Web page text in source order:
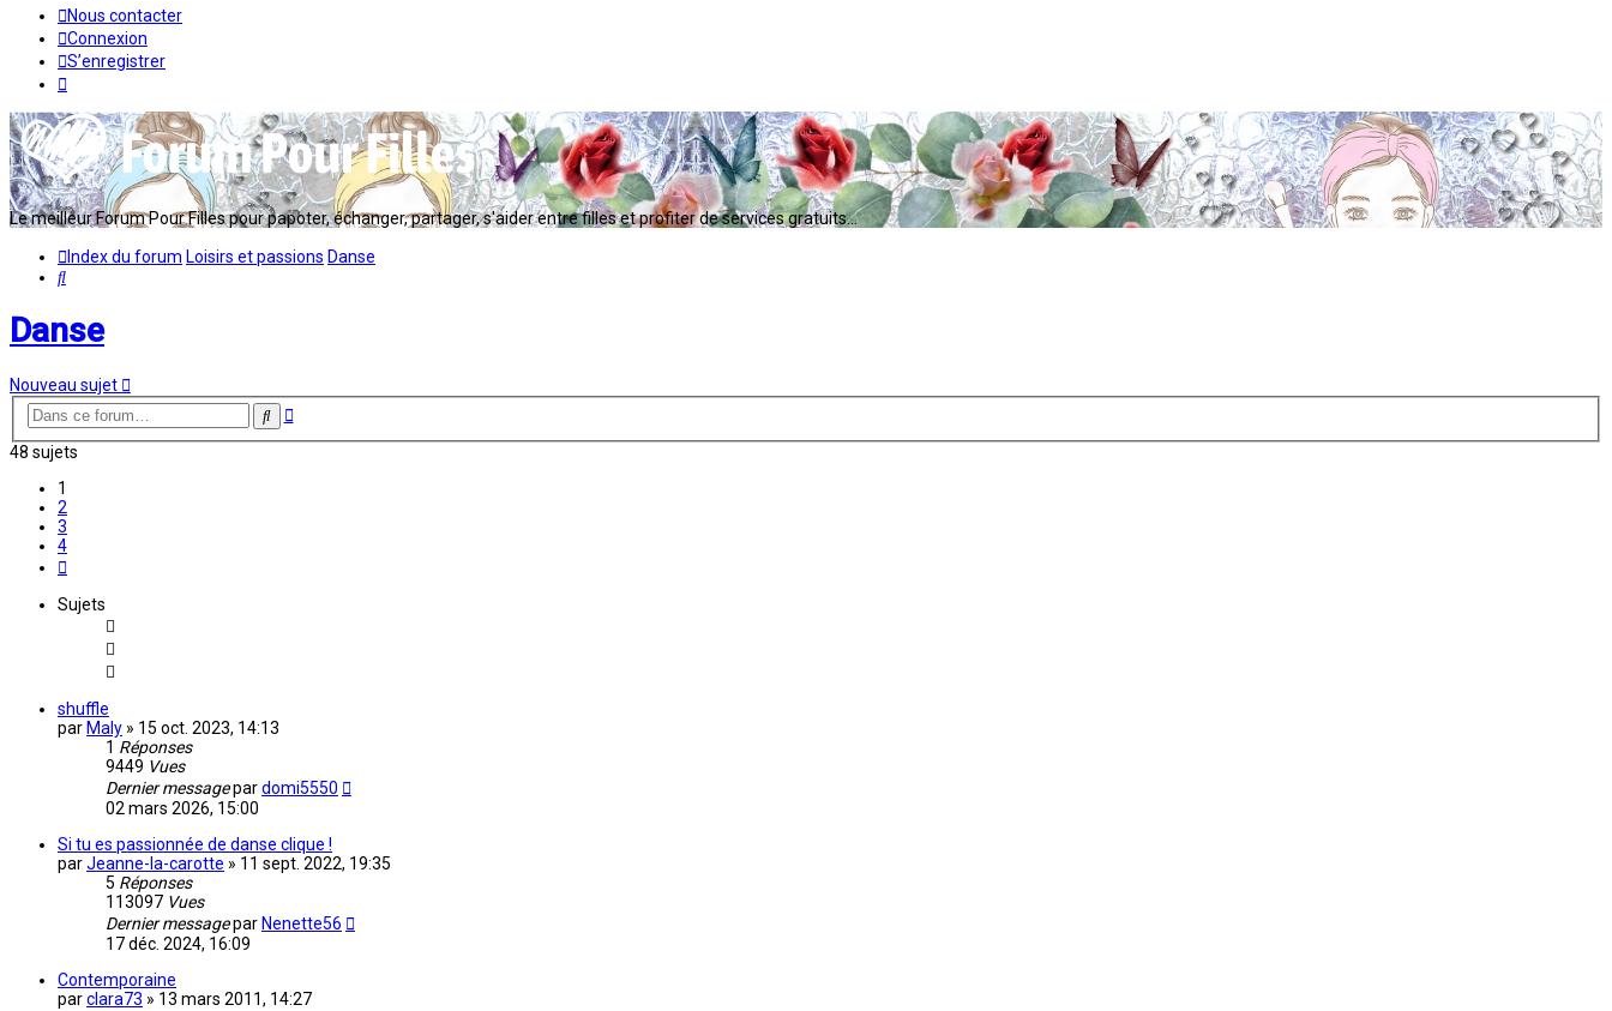
Nous contacter
Connexion
S’enregistrer
Le meilleur Forum Pour Filles pour papoter, échanger, partager, s'aider entre filles et profiter de services gratuits...
Index du forum Loisirs et passions Danse
Rechercher
Danse
Nouveau sujet
Rechercher
Recherche
48 sujets
1
2
3
4
Sujets
shuffle
par Maly » 15 oct. 2023, 14:13
1 Réponses
9449 Vues
Dernier messagepardomi5550
02 mars 2026, 15:00
Si tu es passionnée de danse clique !
parJeanne-la-carotte » 11 sept. 2022, 19:35
5 Réponses
113097 Vues
Dernier messagepar Nenette56
17 déc. 2024, 16:09
Contemporaine
parclara73 » 13 mars 2011, 14:27